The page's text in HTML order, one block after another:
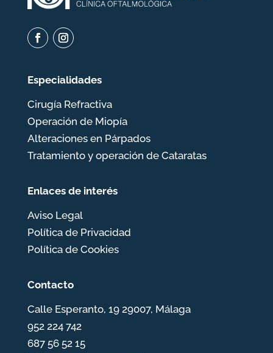
Especialidades
Cirugía Refractiva
Operación de Miopía
Alteraciones en Párpados
Tratamiento y operación de Cataratas
Enlaces de interés
Aviso Legal
Política de Privacidad
Política de Cookies
Contacto
Calle Esperanto, 19 29007, Málaga
952 224 742
687 56 52 15